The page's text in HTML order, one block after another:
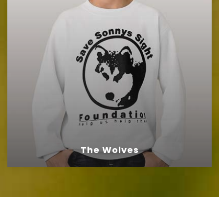
The Wolves